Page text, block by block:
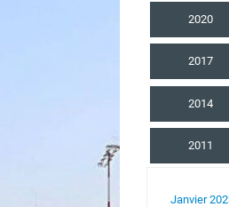
2020
2017
2014
2011
Janvier